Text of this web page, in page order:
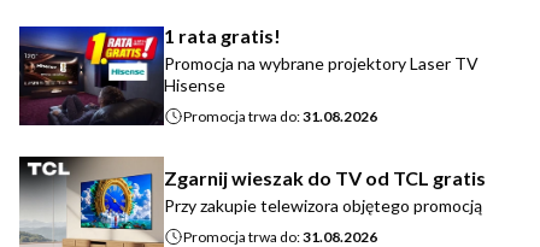
1 rata gratis!
Promocja na wybrane projektory Laser TV
Hisense
Promocja trwa do:31.08.2026
Zgarnij wieszak do TV od TCL gratis
Przy zakupie telewizora objętego promocją
Promocja trwa do:31.08.2026